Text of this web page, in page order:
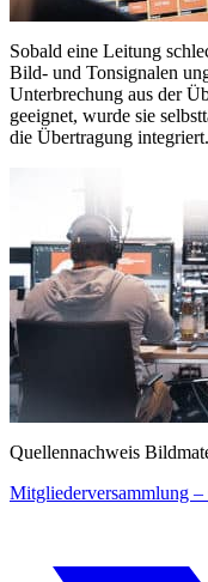
Sobald eine Leitung
Bild- und Tonsignalen
Unterbrechung aus der
geeignet, wurde sie
die Übertragung integriert.
Quellennachweis
Mitgliederversammlung